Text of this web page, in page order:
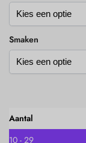
Smaken
Aantal
10 - 29